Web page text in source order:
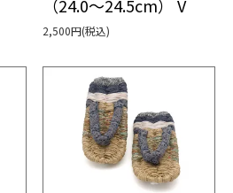
（24.0～24.5cm） V
2,500円(税込)